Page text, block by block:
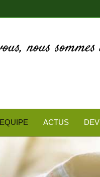
nous sommes
ACTUS